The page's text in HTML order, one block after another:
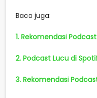
Baca juga:
1. Rekomendasi
2. Podcast Lucu di
3. Rekomendasi